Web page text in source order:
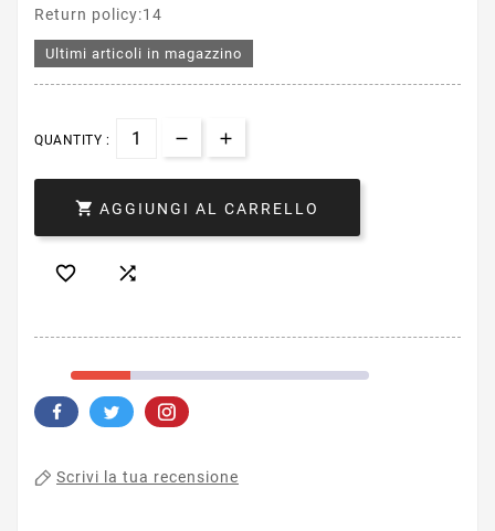
Return policy:14
Ultimi articoli in magazzino
QUANTITY :
 AGGIUNGI AL CARRELLO
 
Scrivi la tua recensione